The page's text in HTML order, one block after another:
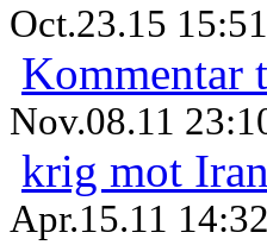
Oct.23.15
Kommentar
Nov.08.11
krig mot
Apr.15.11